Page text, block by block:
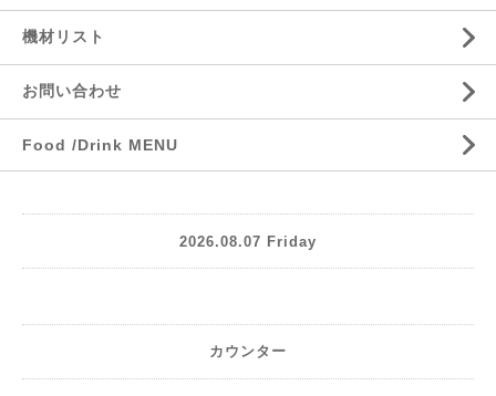
機材リスト
お問い合わせ
Food /Drink MENU
2026.08.07 Friday
カウンター